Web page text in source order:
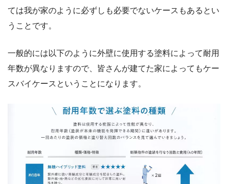
ては我が家のように必ずしも必要でないケースもあるとい
うことです。
一般的には以下のように外壁に使用する塗料によって耐用
年数が異なりますので、皆さんが建てた家によってもケー
スバイケースということになります。